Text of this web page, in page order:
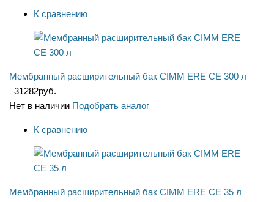
К сравнению
Мембранный расширительный бак CIMM ERE CE 300 л
31282руб.
Нет в наличии Подобрать аналог
К сравнению
Мембранный расширительный бак CIMM ERE CE 35 л